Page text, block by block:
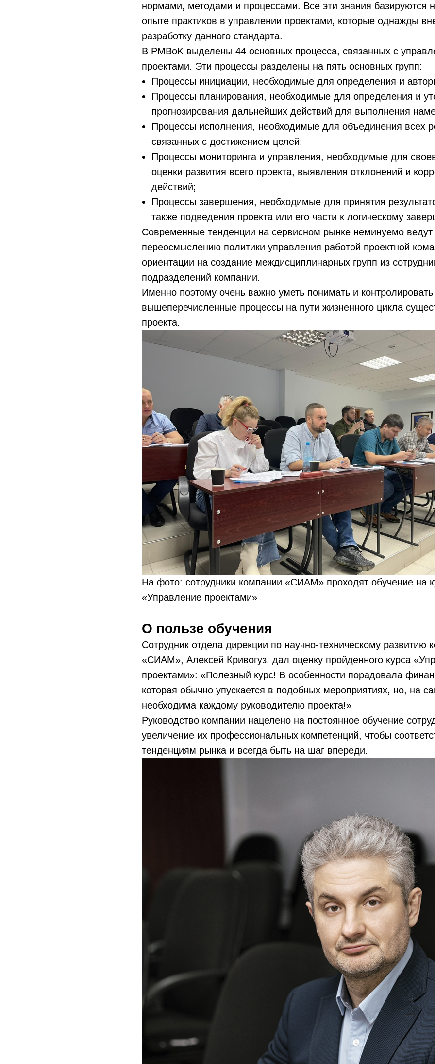
нормами, методами и процессами. Все эти знания базируются
опыте практиков в управлении проектами, которые однажды
разработку данного стандарта.
В PMBoK выделены 44 основных процесса, связанных с
проектами. Эти процессы разделены на пять основных групп:
Процессы инициации, необходимые для определения и
Процессы планирования, необходимые для определения и
прогнозирования дальнейших действий для выполнения
Процессы исполнения, необходимые для объединения всех
связанных с достижением целей;
Процессы мониторинга и управления, необходимые для
оценки развития всего проекта, выявления отклонений и
действий;
Процессы завершения, необходимые для принятия
также подведения проекта или его части к логическому
Современные тенденции на сервисном рынке неминуемо ведут
переосмыслению политики управления работой проектной
ориентации на создание междисциплинарных групп из
подразделений компании.
Именно поэтому очень важно уметь понимать и контролировать
вышеперечисленные процессы на пути жизненного цикла
проекта.
На фото: сотрудники компании «СИАМ» проходят обучение на
«Управление проектами»
О пользе обучения
Сотрудник отдела дирекции по научно-техническому развитию
«СИАМ», Алексей Кривогуз, дал оценку пройденного курса
проектами»: «Полезный курс! В особенности порадовала
которая обычно упускается в подобных мероприятиях, но, на
необходима каждому руководителю проекта!»
Руководство компании нацелено на постоянное обучение
увеличение их профессиональных компетенций, чтобы
тенденциям рынка и всегда быть на шаг впереди.